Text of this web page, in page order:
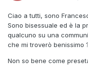
Ciao a tutti, sono
Sono bisessuale ed è la
qualcuno su una
che mi troverò benissimo
Non so bene come